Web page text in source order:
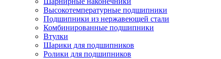
Высокотемпературные подшипники
Подшипники из нержавеющей стали
Комбинированные подшипники
Втулки
Шарики для подшипников
Ролики для подшипников